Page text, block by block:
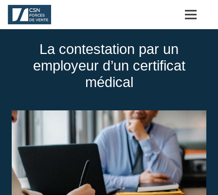
La contestation par un
employeur d’un certificat
médical